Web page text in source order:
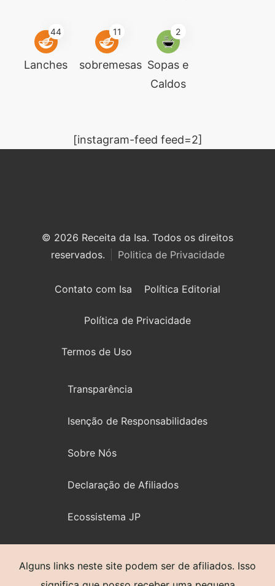
44
Lanches
11
sobremesas
2
Sopas e
Caldos
[instagram-feed feed=2]
© 2026 Receita da Isa. Todos os direitos
reservados.
Politica de Privacidade
Contato com Isa Política Editorial
Política de Privacidade
Termos de Uso
Transparência
Isenção de Responsabilidades
Sobre Nós
Declaração de Afiliados
Ecossistema JP
Alguns links neste site podem ser de afiliados. Isso